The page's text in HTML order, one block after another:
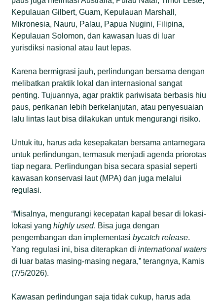
Kepulauan Gilbert, Guam, Kepulauan Marshall,
Mikronesia, Nauru, Palau, Papua Nugini, Filipina,
Kepulauan Solomon, dan kawasan luas di luar
yurisdiksi nasional atau laut lepas.
Karena bermigrasi jauh, perlindungan bersama dengan
melibatkan praktik lokal dan internasional sangat
penting. Tujuannya, agar praktik pariwisata berbasis hiu
paus, perikanan lebih berkelanjutan, atau penyesuaian
lalu lintas laut bisa dilakukan untuk mengurangi risiko.
Untuk itu, harus ada kesepakatan bersama antarnegara
untuk perlindungan, termasuk menjadi agenda priorotas
tiap negara. Perlindungan bisa secara spasial seperti
kawasan konservasi laut (MPA) dan juga melalui
regulasi.
“Misalnya, mengurangi kecepatan kapal besar di lokasi-
lokasi yanghighly used. Bisa juga dengan
pengembangan dan implementasibycatch release.
Yang regulasi ini, bisa diterapkan diinternational waters
di luar batas masing-masing negara,” terangnya, Kamis
(7/5/2026).
Kawasan perlindungan saja tidak cukup, harus ada